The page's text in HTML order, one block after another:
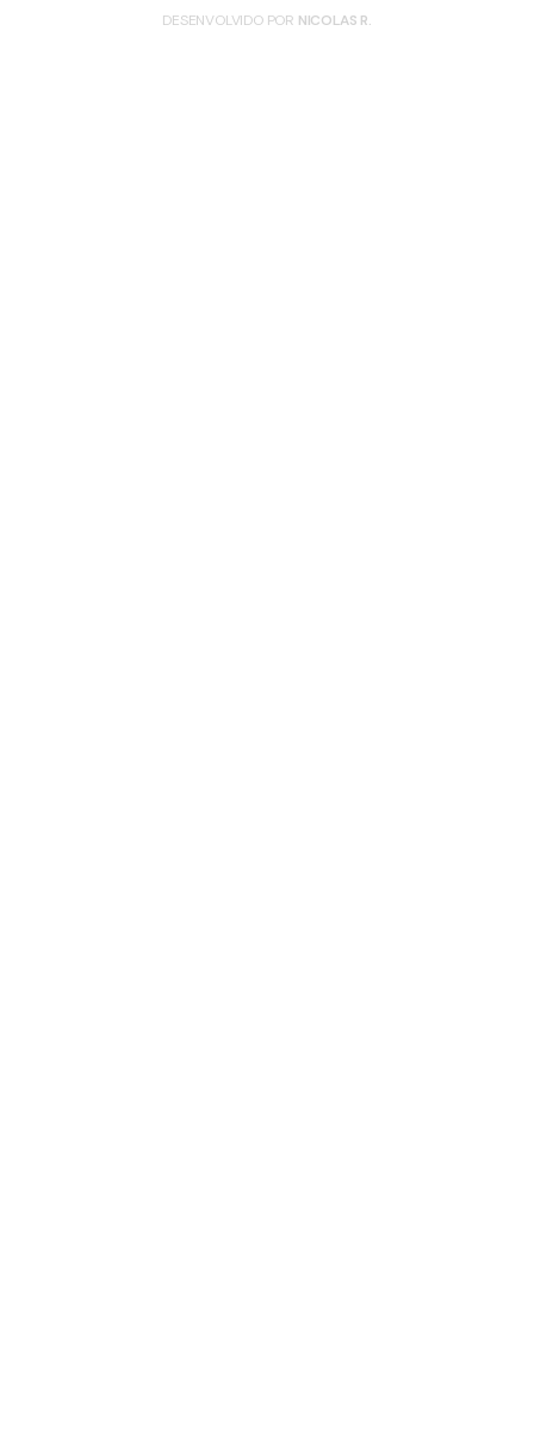
DESENVOLVIDO POR NICOLAS R.